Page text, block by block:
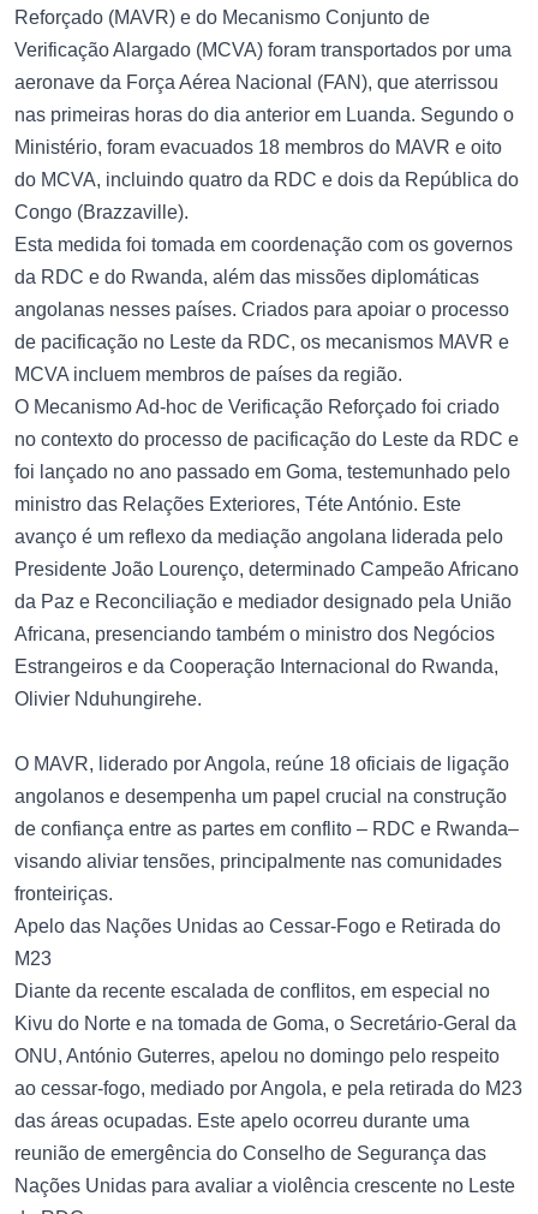
Reforçado (MAVR) e do Mecanismo Conjunto de
Verificação Alargado (MCVA) foram transportados por uma
aeronave da Força Aérea Nacional (FAN), que aterrissou
nas primeiras horas do dia anterior em Luanda. Segundo o
Ministério, foram evacuados 18 membros do MAVR e oito
do MCVA, incluindo quatro da RDC e dois da República do
Congo (Brazzaville).
Esta medida foi tomada em coordenação com os governos
da RDC e do Rwanda, além das missões diplomáticas
angolanas nesses países. Criados para apoiar o processo
de pacificação no Leste da RDC, os mecanismos MAVR e
MCVA incluem membros de países da região.
O Mecanismo Ad-hoc de Verificação Reforçado foi criado
no contexto do processo de pacificação do Leste da RDC e
foi lançado no ano passado em Goma, testemunhado pelo
ministro das Relações Exteriores, Téte António. Este
avanço é um reflexo da mediação angolana liderada pelo
Presidente João Lourenço, determinado Campeão Africano
da Paz e Reconciliação e mediador designado pela União
Africana, presenciando também o ministro dos Negócios
Estrangeiros e da Cooperação Internacional do Rwanda,
Olivier Nduhungirehe.
O MAVR, liderado por Angola, reúne 18 oficiais de ligação
angolanos e desempenha um papel crucial na construção
de confiança entre as partes em conflito – RDC e Rwanda–
visando aliviar tensões, principalmente nas comunidades
fronteiriças.
Apelo das Nações Unidas ao Cessar-Fogo e Retirada do
M23
Diante da recente escalada de conflitos, em especial no
Kivu do Norte e na tomada de Goma, o Secretário-Geral da
ONU, António Guterres, apelou no domingo pelo respeito
ao cessar-fogo, mediado por Angola, e pela retirada do M23
das áreas ocupadas. Este apelo ocorreu durante uma
reunião de emergência do Conselho de Segurança das
Nações Unidas para avaliar a violência crescente no Leste